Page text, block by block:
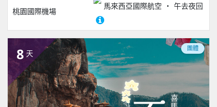
桃園國際機場
馬來西亞國際航空 午去夜回
8 天
團體